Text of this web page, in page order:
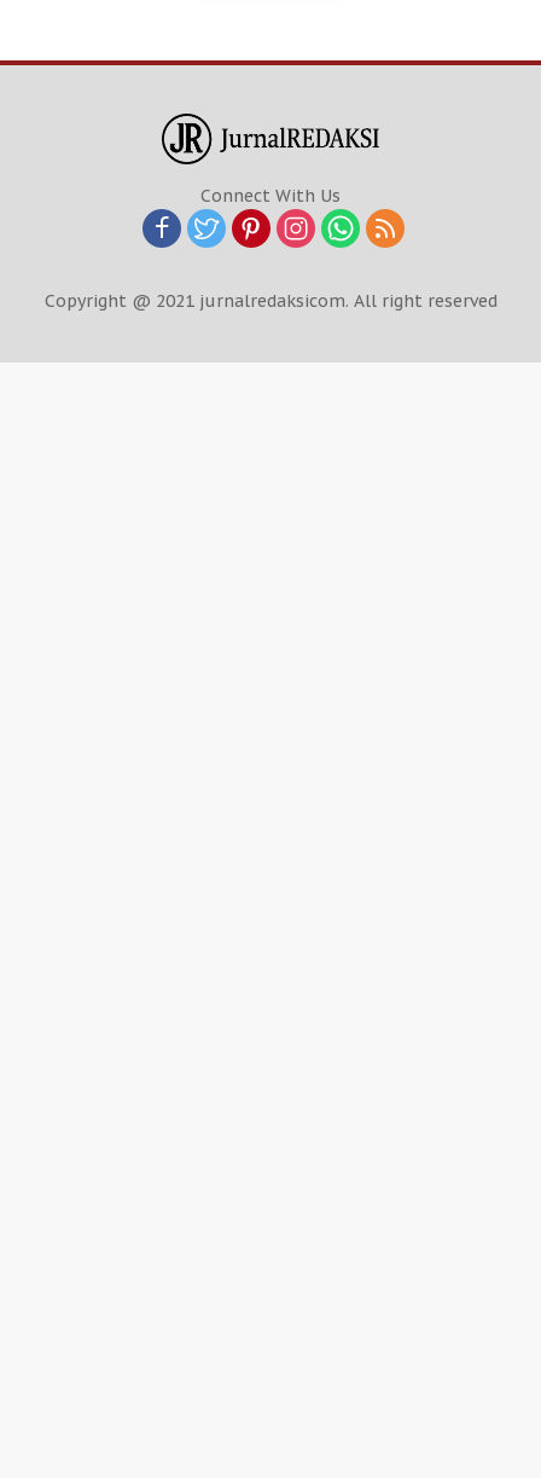
Connect With Us
Copyright @ 2021 jurnalredaksicom. All right reserved